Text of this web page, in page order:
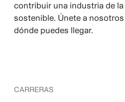
contribuir una industria de
sostenible. Únete a
dónde puedes llegar.
CARRERAS